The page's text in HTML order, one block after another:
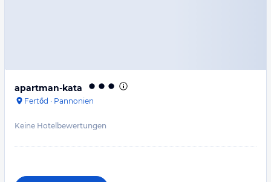
apartman-kata
Fertőd · Pannonien
Keine Hotelbewertungen